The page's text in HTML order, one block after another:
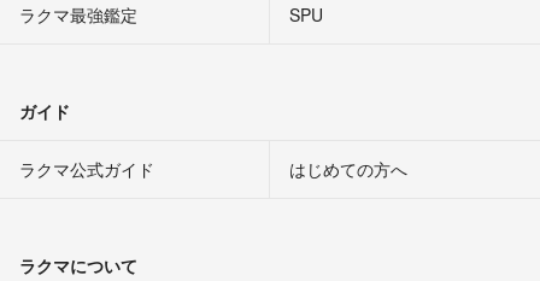
ラクマ最強鑑定
SPU
ガイド
ラクマ公式ガイド はじめての方へ
ラクマについて